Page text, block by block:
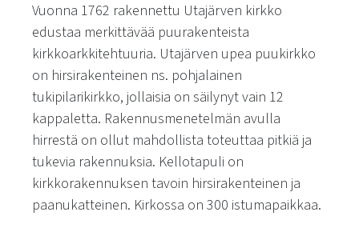
Vuonna 1762 rakennettu Utajärven kirkko
edustaa merkittävää puurakenteista
kirkkoarkkitehtuuria. Utajärven upea puukirkko
on hirsirakenteinen ns. pohjalainen
tukipilarikirkko, jollaisia on säilynyt vain 12
kappaletta. Rakennusmenetelmän avulla
hirrestä on ollut mahdollista toteuttaa pitkiä ja
tukevia rakennuksia. Kellotapuli on
kirkkorakennuksen tavoin hirsirakenteinen ja
paanukatteinen. Kirkossa on 300 istumapaikkaa.